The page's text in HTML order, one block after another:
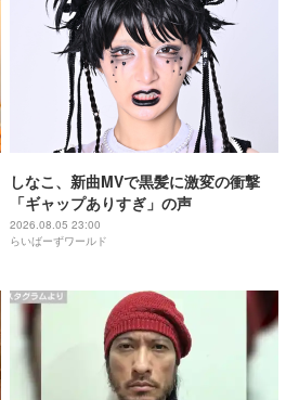
しなこ、新曲MVで黒髪に激変の衝撃
「ギャップありすぎ」の声
2026.08.05 23:00
らいばーずワールド